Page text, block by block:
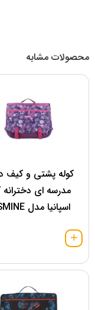
محصولات مشابه
کوله پشتی و کیف
مدرسه ای دخترانه
اسپانیا مدل JASMINE